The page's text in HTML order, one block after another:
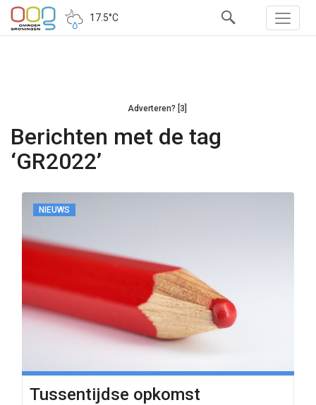
17.5°C
Adverteren? [3]
Berichten met de tag
‘GR2022’
NIEUWS
Tussentijdse opkomst